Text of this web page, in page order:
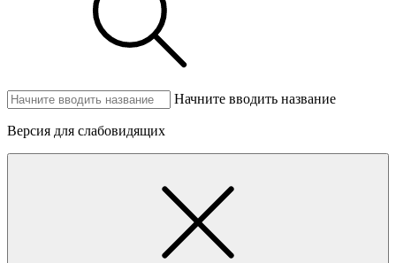
Начните вводить название
Версия для слабовидящих